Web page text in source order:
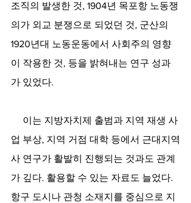
조직의 발생한 것, 1904년 목포항 노동쟁
의가 외교 분쟁으로 되었던 것, 군산의
1920년대 노동운동에서 사회주의 영향
이 작용한 것, 등을 밝혀내는 연구 성과
가 있었다.
업 부상, 지역 거점 대학 등에서 근대지역
사 연구가 활발히 진행되는 것과도 관계
가 깊다. 활용할 수 있는 자료도 늘었다.
항구 도시나 관청 소재지를 중심으로 지